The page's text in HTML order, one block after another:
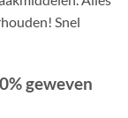
Snel
geweven